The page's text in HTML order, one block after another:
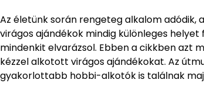
Az életünk során rengeteg alkalom adódik,
virágos ajándékok mindig különleges
mindenkit elvarázsol. Ebben a cikkben azt
kézzel alkotott virágos ajándékokat. Az
gyakorlottabb hobbi-alkotók is találnak